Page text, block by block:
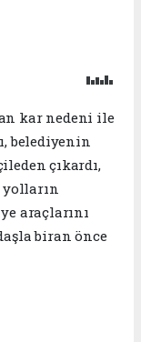
kar nedeni ile
belediyenin
çıkardı,
araçlarını
biran önce